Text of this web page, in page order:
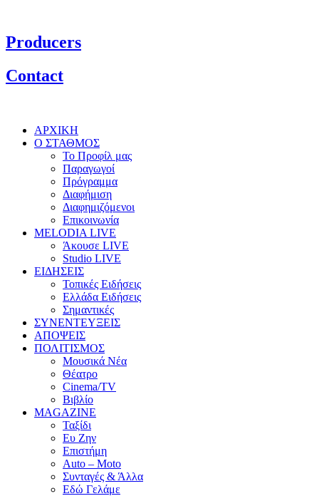
Producers
Contact
ΑΡΧΙΚΗ
Ο ΣΤΑΘΜΟΣ
Το Προφίλ μας
Παραγωγοί
Πρόγραμμα
Διαφήμιση
Διαφημιζόμενοι
Επικοινωνία
MELODIA LIVE
Άκουσε LIVE
Studio LIVE
ΕΙΔΗΣΕΙΣ
Τοπικές Ειδήσεις
Ελλάδα Ειδήσεις
Σημαντικές
ΣΥΝΕΝΤΕΥΞΕΙΣ
ΑΠΟΨΕΙΣ
ΠΟΛΙΤΙΣΜΟΣ
Μουσικά Νέα
Θέατρο
Cinema/TV
Βιβλίο
MAGAZINE
Ταξίδι
Ευ Ζην
Επιστήμη
Auto – Moto
Συνταγές & Άλλα
Εδώ Γελάμε